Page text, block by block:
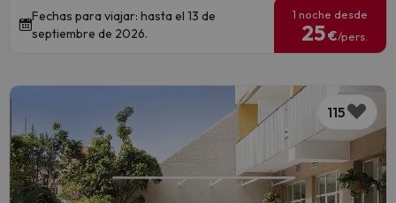
Fechas para viajar: hasta el 13 de
septiembre de 2026.
1 noche desde
25€/pers.
115